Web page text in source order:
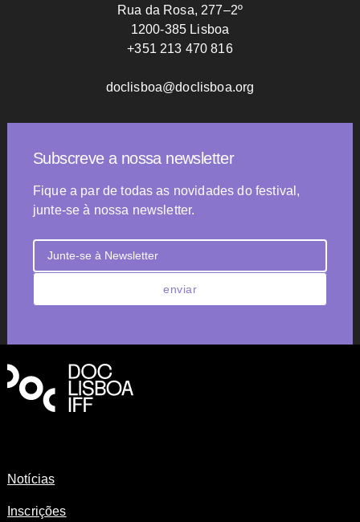
Rua da Rosa, 277–2º
1200-385 Lisboa
+351 213 470 816
doclisboa@doclisboa.org
Subscreve a nossa newsletter
Fique a par de todas as novidades do festival,
junte-se à nossa newsletter.
enviar
Notícias
Inscrições